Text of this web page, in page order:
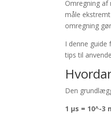
Omregning af
måle
omregning
I denne guide
tips til
Den
1 µs = 10^-3